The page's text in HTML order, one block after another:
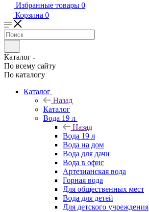
Избранные товары 0
Корзина 0
Каталог
По всему сайту
По каталогу
Каталог
Назад
Каталог
Вода 19 л
Назад
Вода 19 л
Вода на дом
Вода для дачи
Вода в офис
Артезианская вода
Горная вода
Для общественных мест
Вода для детей
Для детского учреждения